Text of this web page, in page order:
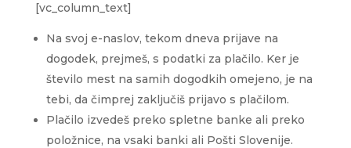
[vc_column_text]
Na svoj e-naslov, tekom dneva prijave na
dogodek, prejmeš, s podatki za plačilo. Ker je
število mest na samih dogodkih omejeno, je na
tebi, da čimprej zaključiš prijavo s plačilom.
Plačilo izvedeš preko spletne banke ali preko
položnice, na vsaki banki ali Pošti Slovenije.